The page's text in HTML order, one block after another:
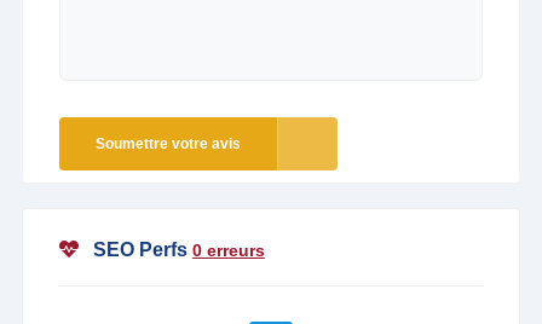
Soumettre votre avis
SEO Perfs 0 erreurs